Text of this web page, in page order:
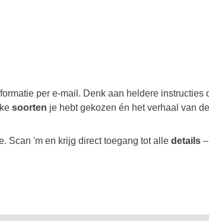
per e-mail. Denk aan heldere instructies
soorten je hebt gekozen én het verhaal van
Scan 'm en krijg direct toegang tot alle details